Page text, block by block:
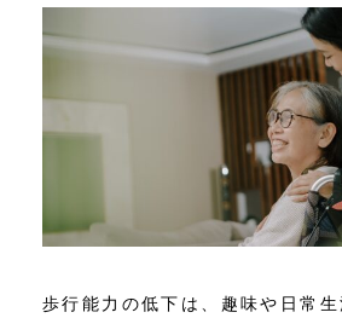
歩行能力の低下は、趣味や日常